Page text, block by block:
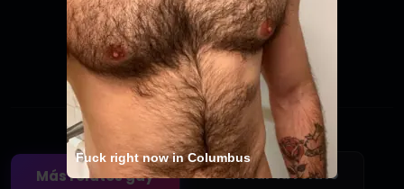
Agregar a favoritos
Sé el primero en guardar este relato
Más relatos gay ✍️ Enviar tu relato
Fuck right now in Columbus